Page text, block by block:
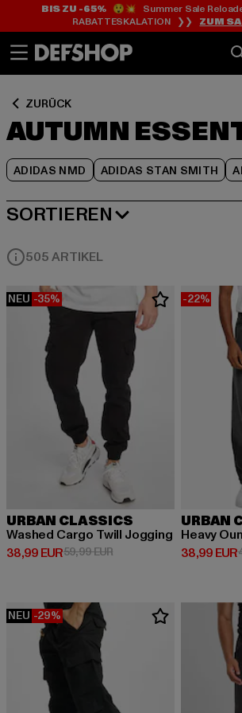
Zum
Inhalt
springen
Zum
Fußzeile
springen
BIS ZU -65%😲💥 Summer Sale
RABATTESKALATION ❯❯ ZUM
ZURÜCK
AUTUMN
ADIDAS NMD ADIDAS STAN SMITH
Zum
springen
SORTIEREN
BELIEBTESTE
505 ARTIKEL
NEU -35%
URBAN CLASSICS
Washed Cargo Twill Jogging
38,99 EUR
Derzeitiger Preis: 38,99 EUR
59,99 EURAktionspreis: 59,99 EUR
-22%
URBAN
Heavy
38,99 EUR
Derzeitiger
NEU -29%